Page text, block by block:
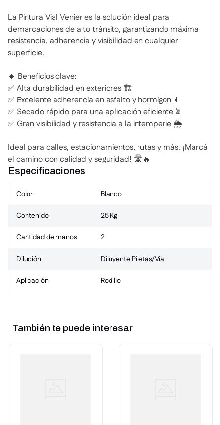
La Pintura Vial Venier es la solución ideal para
demarcaciones de alto tránsito, garantizando máxima
resistencia, adherencia y visibilidad en cualquier
superficie.
🔹 Beneficios clave:
✅ Alta durabilidad en exteriores 🏗️
✅ Excelente adherencia en asfalto y hormigón 🚦
✅ Secado rápido para una aplicación eficiente ⏳
✅ Gran visibilidad y resistencia a la intemperie 🌦️
Ideal para calles, estacionamientos, rutas y más. ¡Marcá
el camino con calidad y seguridad! 🛣️🔥
Especificaciones
Color Blanco
Contenido 25 Kg
Cantidad de manos 2
Dilución Diluyente Piletas/Vial
Aplicación Rodillo
También te puede interesar